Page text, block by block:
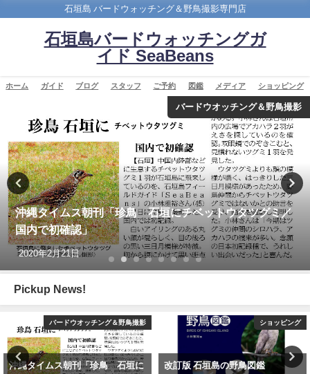
石垣島 バードウォッチング＆野鳥撮影専門店
石垣島バードウォッチングガ
イド SeaBeans
ホーム ガイド ブログ スタッフ ご予約 図鑑 メディア ショッピング
バードウオッチング＆野鳥撮影
沖縄タイムス朝刊「珍鳥 石垣にチベットウタツグミ／
国内で初確認」
2020年2月21日
Pickup News!
バードウオッチング＆野鳥撮影
沖縄タイムス朝刊「珍鳥 石垣に
ショッピング
改訂版 石垣島の野鳥図鑑